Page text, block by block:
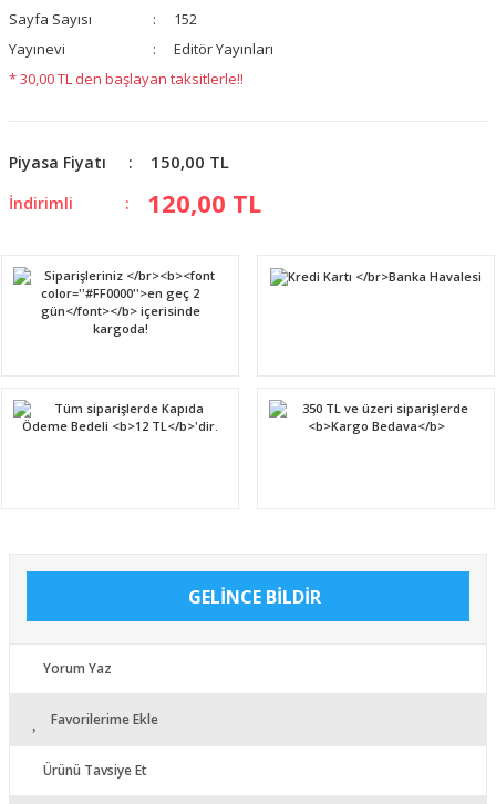
Sayfa Sayısı
152
Yayınevi
Editör Yayınları
* 30,00 TL den başlayan taksitlerle!!
Piyasa Fiyatı 150,00 TL
İndirimli 120,00 TL
GELİNCE BİLDİR
Yorum Yaz
Favorilerime Ekle
Ürünü Tavsiye Et